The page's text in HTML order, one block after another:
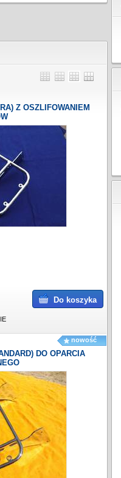
Z OSZLIFOWANIEM
Do koszyka
DO OPARCIA
nowość